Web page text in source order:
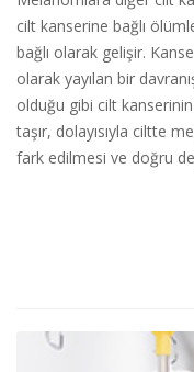
cilt kanserine bağlı
bağlı olarak gelişir.
olarak yayılan bir
olduğu gibi cilt
taşır, dolayısıyla ciltte
fark edilmesi ve doğru